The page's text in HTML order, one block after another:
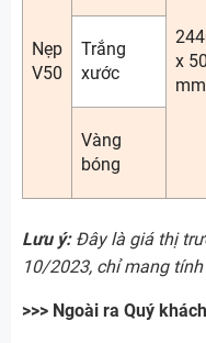
Nẹp
V50
x
mm
Trắng
xước
Vàng
bóng
Lưu ý:Đây là giá thị
10/2023, chỉ mang
>>> Ngoài ra Quý